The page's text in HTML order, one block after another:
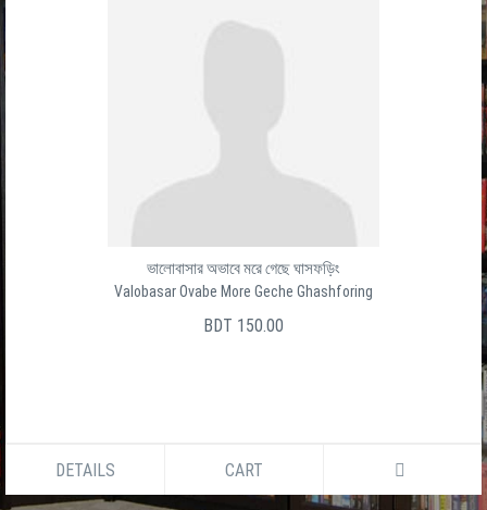
ভালোবাসার অভাবে মরে গেছে ঘাসফড়িং
Valobasar Ovabe More Geche Ghashforing
BDT 150.00
DETAILS CART